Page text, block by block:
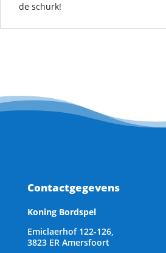
de schurk!
Contactgegevens
Koning Bordspel
Emiclaerhof 122-126,
3823 ER Amersfoort